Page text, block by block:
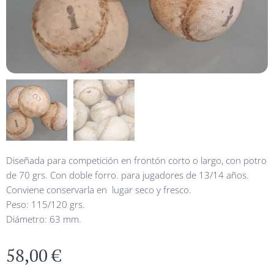
Diseñada para competición en frontón corto o largo, con potro
de 70 grs. Con doble forro. para jugadores de 13/14 años.
Conviene conservarla en lugar seco y fresco.
Peso: 115/120 grs.
Diámetro: 63 mm.
58,00€